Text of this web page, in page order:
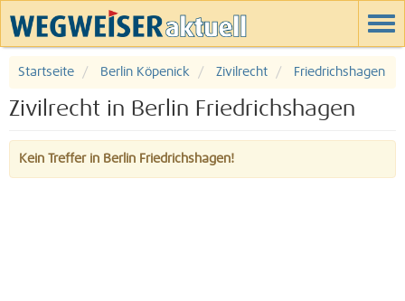
Startseite Berlin Köpenick Zivilrecht Friedrichshagen
Zivilrecht in Berlin Friedrichshagen
Kein Treffer in Berlin Friedrichshagen!